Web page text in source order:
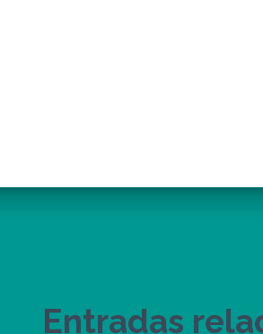
Entradas